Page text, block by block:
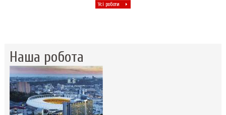
Усі роботи
Наша робота